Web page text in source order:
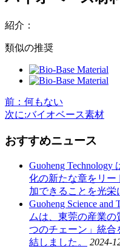
紹介：
類似の推奨
前 ：何もない
次に:バイオベース素材
おすすめニュース
Guoheng
化の新たな章をリー
加できることを光栄
Guoheng Science
ムは、東莞の産業
つのチェーン」統合
結しました。
2024-